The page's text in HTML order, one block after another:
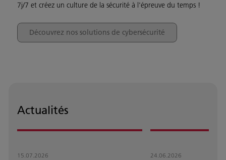
7j/7 et créez un culture de la sécurité à l'épreuve du temps !
Découvrez nos solutions de cybersécurité
Actualités
15.07.2026 24.06.2026